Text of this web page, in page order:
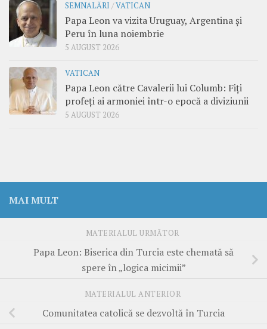
SEMNALĂRI /VATICAN
Papa Leon va vizita Uruguay, Argentina și
Peru în luna noiembrie
5 AUGUST 2026
VATICAN
Papa Leon către Cavalerii lui Columb: Fiți
profeți ai armoniei într-o epocă a diviziunii
5 AUGUST 2026
MAI MULT
MATERIALUL URMĂTOR
Papa Leon: Biserica din Turcia este chemată să
spere în „logica micimii”
MATERIALUL ANTERIOR
Comunitatea catolică se dezvoltă în Turcia